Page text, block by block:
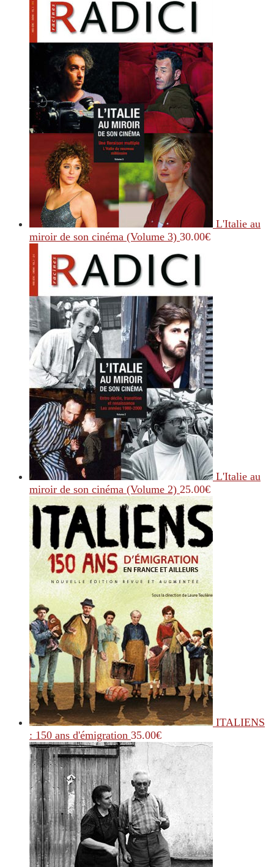
L'Italie au
miroir de son cinéma (Volume 3) 30.00€
L'Italie au
miroir de son cinéma (Volume 2) 25.00€
ITALIENS
: 150 ans d'émigration 35.00€